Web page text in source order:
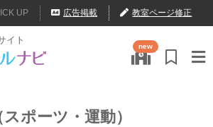
UP 広告掲載 教室ページ修正
イト
new
ポーツ・運動）